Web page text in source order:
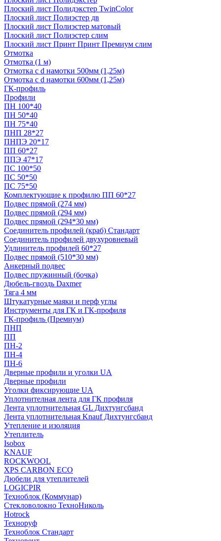
Плоский лист Полидэкстер TwinColor
Плоский лист Полиэстер дв
Плоский лист Полиэстер матовый
Плоский лист Полиэстер слим
Плоский лист Принт Принт Премиум слим
Отмотка
Отмотка (1 м)
Отмотка с d намотки 500мм (1,25м)
Отмотка с d намотки 600мм (1,25м)
ГК-профиль
Профили
ПН 100*40
ПН 50*40
ПН 75*40
ПНП 28*27
ПНПЭ 20*17
ПП 60*27
ППЭ 47*17
ПС 100*50
ПС 50*50
ПС 75*50
Комплектующие к профилю ПП 60*27
Подвес прямой (274 мм)
Подвес прямой (294 мм)
Подвес прямой (294*30 мм)
Соединитель профилей (краб) Стандарт
Соединитель профилей двухуровневый
Удлинитель профилей 60*27
Подвес прямой (510*30 мм)
Анкерный подвес
Подвес пружинный (бочка)
Дюбель-гвоздь Daxmer
Тяга 4 мм
Штукатурные маяки и перф углы
Инструменты для ГК и ГК-профиля
ГК-профиль (Премиум)
ПНП
ПП
ПН-2
ПН-4
ПН-6
Дверные профили и уголки UA
Дверные профили
Уголки фиксирующие UA
Уплотнителная лента для ГК профиля
Лента уплотнительная GL Дихтунгсбанд
Лента уплотнительная Knauf Дихтунгсбанд
Утепление и изоляция
Утеплитель
Isobox
KNAUF
ROCKWOOL
XPS CARBON ECO
Дюбели для утеплителей
LOGICPIR
Техноблок (Коммунар)
Стекловолокно ТехноНиколь
Hotrock
Технoруф
Техноблок Стандарт